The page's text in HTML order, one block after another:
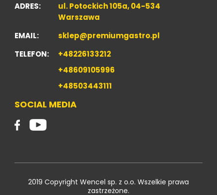
ADRES:
ul. Potockich 105a, 04-534
Warszawa
EMAIL:
sklep@premiumgastro.pl
TELEFON:
+48226133212
+48609105996
+48503443111
SOCIAL MEDIA
2019 Copyright Wencel sp. z o.o. Wszelkie prawa
zastrzeżone.